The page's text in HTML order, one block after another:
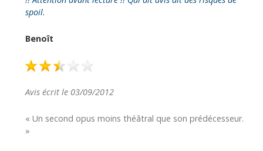
spoil.
Benoît
Avis écrit le 03/09/2012
« Un second opus moins théâtral que son prédécesseur.
»